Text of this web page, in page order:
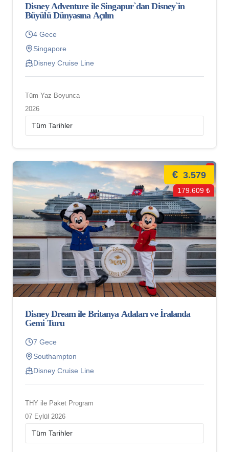
Disney Adventure ile Singapur`dan Disney`in
Büyülü Dünyasına Açılın
4 Gece
Singapore
Disney Cruise Line
Tüm Yaz Boyunca
2026
€ 3.579
179.609 ₺
Disney Dream ile Britanya Adaları ve İralanda
Gemi Turu
7 Gece
Southampton
Disney Cruise Line
THY ile Paket Program
07 Eylül 2026